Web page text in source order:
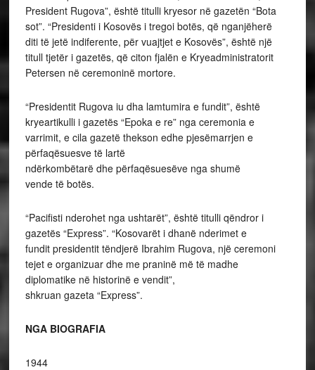
President Rugova”, është titulli kryesor në gazetën “Bota
sot”. “Presidenti i Kosovës i tregoi botës, që nganjëherë
diti të jetë indiferente, për vuajtjet e Kosovës”, është një
titull tjetër i gazetës, që citon fjalën e Kryeadministratorit
Petersen në ceremoninë mortore.
“Presidentit Rugova iu dha lamtumira e fundit”, është
kryeartikulli i gazetës “Epoka e re” nga ceremonia e
varrimit, e cila gazetë thekson edhe pjesëmarrjen e
përfaqësuesve të lartë
ndërkombëtarë dhe përfaqësuesëve nga shumë
vende të botës.
“Pacifisti nderohet nga ushtarët”, është titulli qëndror i
gazetës “Express”. “Kosovarët i dhanë nderimet e
fundit presidentit tëndjerë Ibrahim Rugova, një ceremoni
tejet e organizuar dhe me praninë më të madhe
diplomatike në historinë e vendit”,
shkruan gazeta “Express”.
NGA BIOGRAFIA
1944